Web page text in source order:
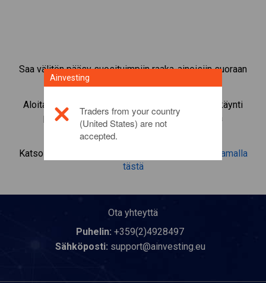
Saa välitön pääsy suosituimpiin raaka-aineisiin suoraan
CFD-kaupankäyntialustaltamme.
Aloita instrumentin
CFD-kaupankäynti
pienimmällä marginaalivakuudella, parhaalla
toteutuksella, jopa 1:200-vivulla.
Katso lisätietoa tästä sijoitustuotteesta
napsauttamalla
tästä
Ota yhteyttä
Puhelin: +359(2)4928497
Sähköposti: support@ainvesting.eu
Ainvesting
Traders from your country
(United States) are not
accepted.